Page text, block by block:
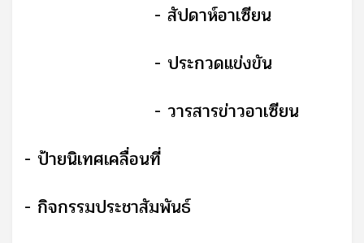
- สัปดาห์อาเซียน
- ประกวดแข่งขัน
- วารสารข่าวอาเซียน
- ป้ายนิเทศเคลื่อนที่
- กิจกรรมประชาสัมพันธ์